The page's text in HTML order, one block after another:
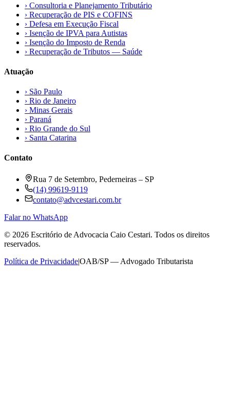
› Consultoria e Planejamento Tributário
› Recuperação de PIS e COFINS
› Defesa em Execução Fiscal
› Isenção de IPVA para Autistas
› Isenção do Imposto de Renda
› Recuperação de Tributos — Saúde
Atuação
› São Paulo
› Rio de Janeiro
› Minas Gerais
› Paraná
› Rio Grande do Sul
› Santa Catarina
Contato
Rua 7 de Setembro, Pederneiras – SP
(14) 99619-9119
contato@advcestari.com.br
Falar no WhatsApp
© 2026 Escritório de Advocacia Caio Cestari. Todos os direitos
reservados.
Política de Privacidade|OAB/SP — Advogado Tributarista